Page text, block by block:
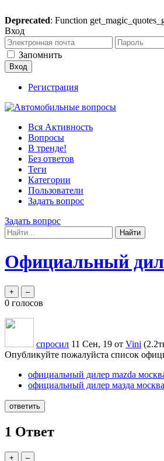
Deprecated: Function
Вход
Запомнить
Регистрация
Вся Активность
Вопросы
В тренде!
Без ответов
Теги
Категории
Пользователи
Задать вопрос
Задать вопрос
Официальный
0 голосов
спросил 11 Сен, 19 от Vini (
Опубликуйте пожалуйста список
официальный дилер mazda
официальный дилер мазда москва
1 Ответ